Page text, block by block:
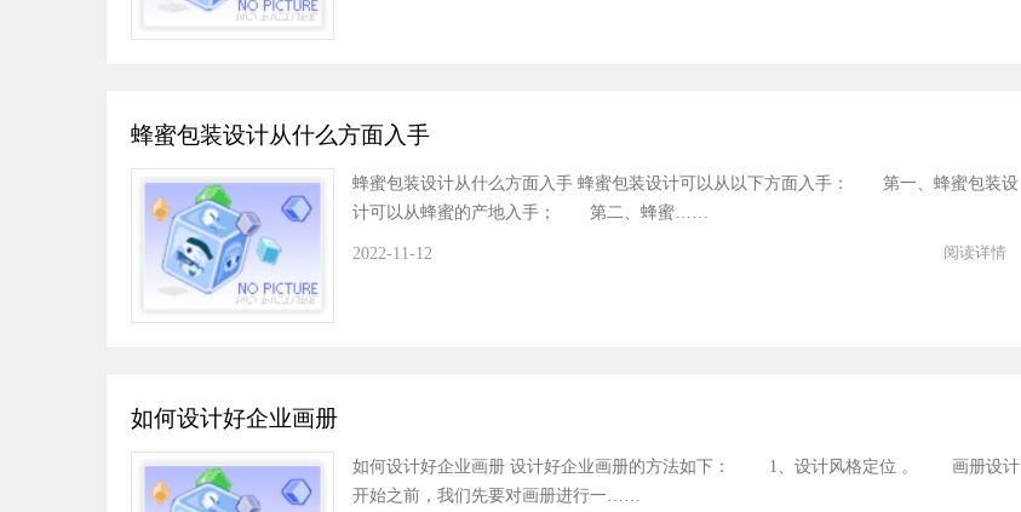
蜂蜜包装设计从什么方面入手
蜂蜜包装设计从什么方面入手 蜂蜜包装设计可以从以下方面入手： 第一、蜂蜜包装设
计可以从蜂蜜的产地入手； 第二、蜂蜜……
2022-11-12 阅读详情
如何设计好企业画册
如何设计好企业画册 设计好企业画册的方法如下： 1、设计风格定位 。 画册设计
开始之前，我们先要对画册进行一……